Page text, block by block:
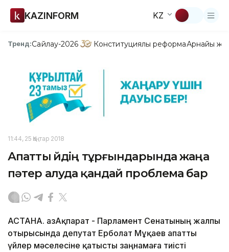
KAZINFORM KZ
Тренд:Сайлау-2026 Конституциялық реформаАрнайы
11:44, 25 Қаңтар 2018
Апатты үйдің тұрғындарында жаңа
пәтер алуда қандай проблема бар
АСТАНА. ҚазАқпарат - Парламент Сенатының жалпы
отырысында депутат Ерболат Мұқаев апатты
үйлер мәселесіне қатысты заңнамаға тиісті